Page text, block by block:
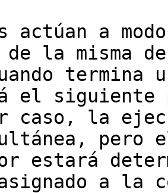
actúan a
de la misma
termina
el siguiente
caso, la
pero
estará
asignado a la